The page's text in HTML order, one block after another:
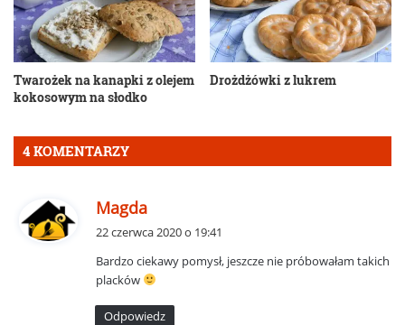
Twarożek na kanapki z olejem
kokosowym na słodko
Drożdżówki z lukrem
4 KOMENTARZY
Magda
z
e
:
22 czerwca 2020 o 19:41
Bardzo ciekawy pomysł, jeszcze nie próbowałam takich
placków
Odpowiedz